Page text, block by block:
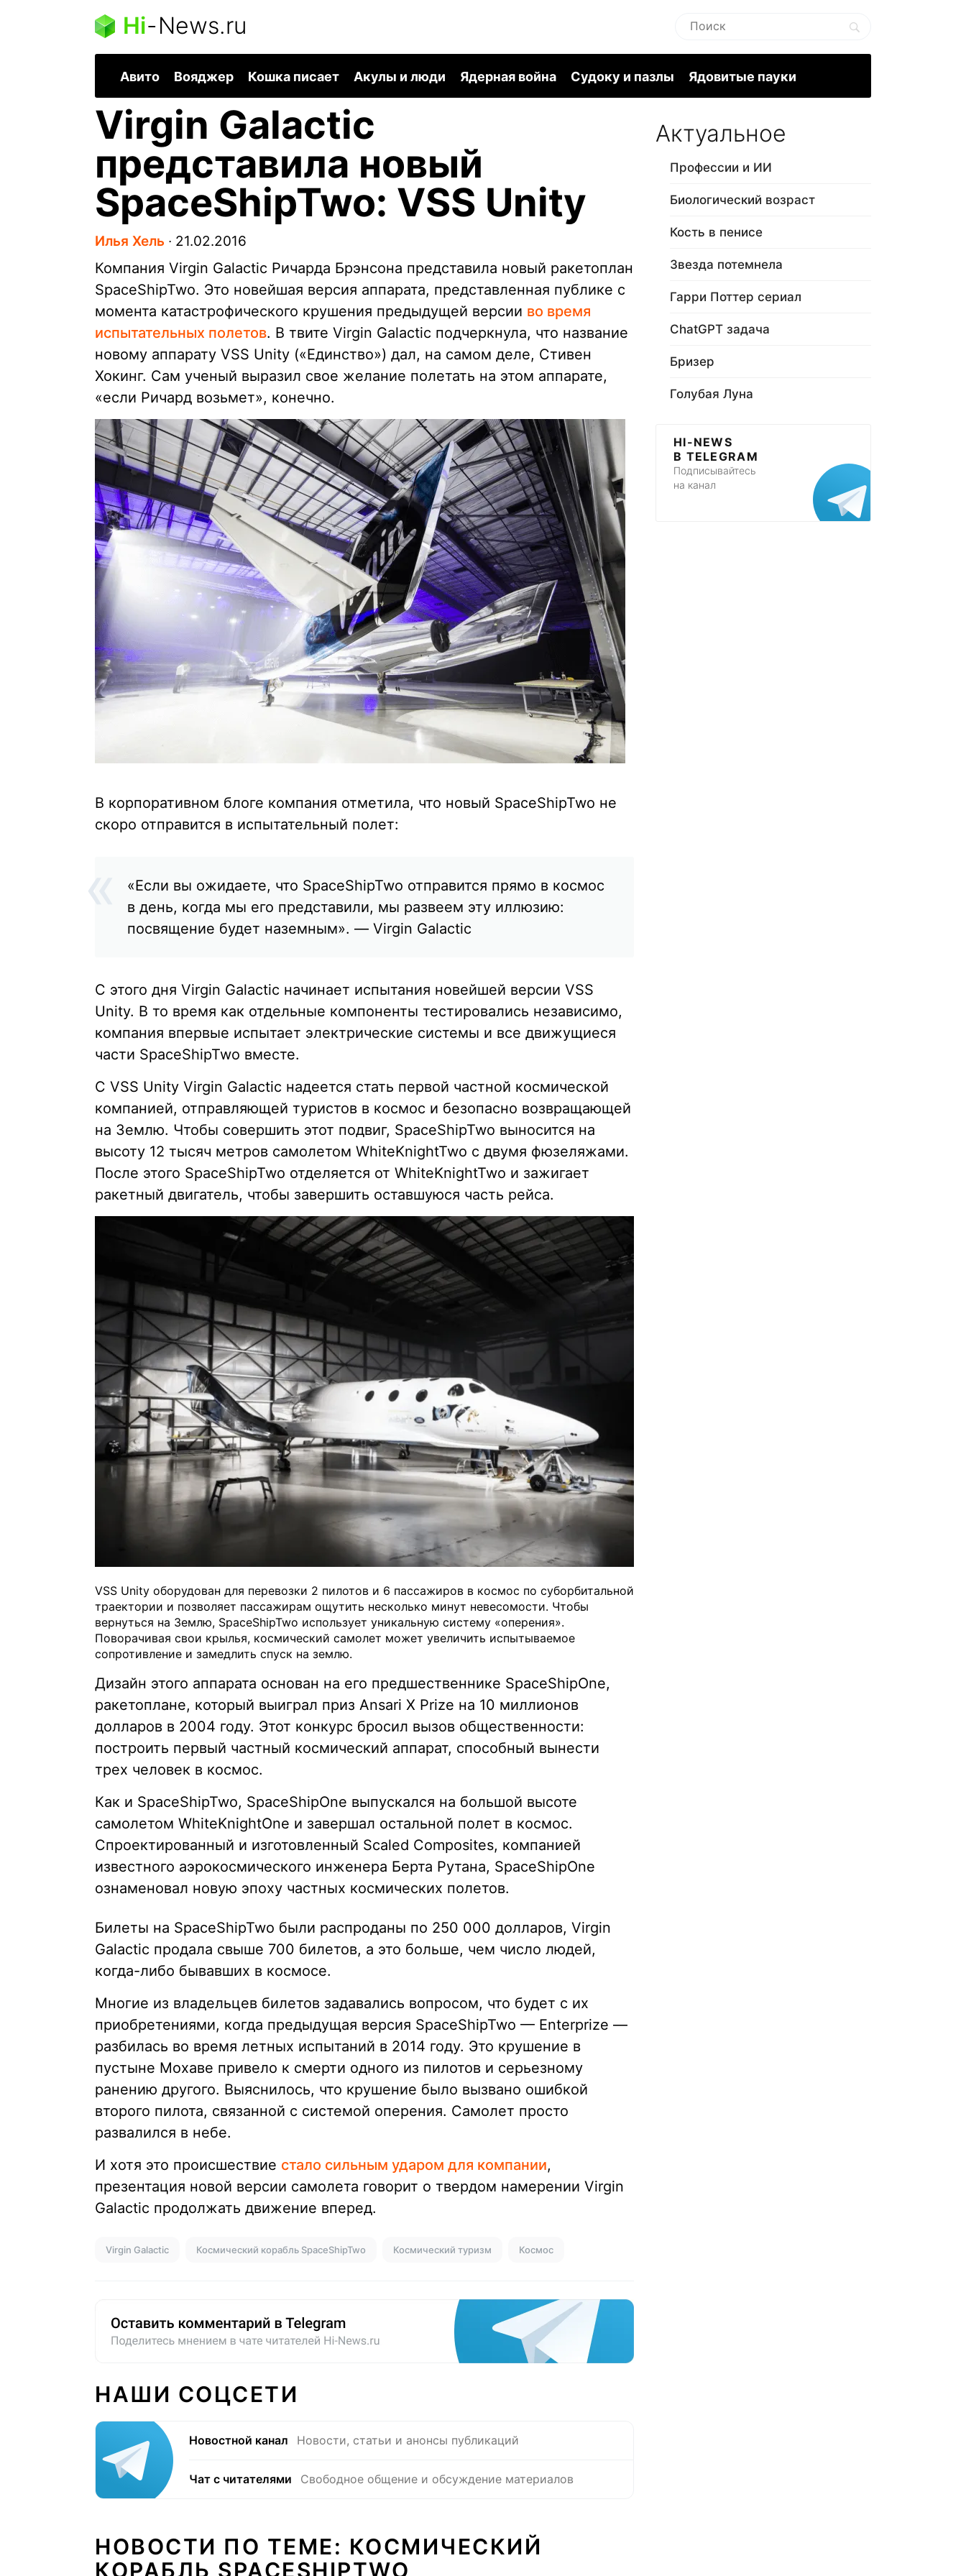
Hi-News.ru
Авито Вояджер Кошка писает Акулы и люди Ядерная война Судоку и пазлы Ядовитые пауки
Virgin Galactic
представила новый
SpaceShipTwo: VSS Unity
Илья Хель ∙ 21.02.2016
Компания Virgin Galactic Ричарда Брэнсона представила новый ракетоплан
SpaceShipTwo. Это новейшая версия аппарата, представленная публике с
момента катастрофического крушения предыдущей версии во время
испытательных полетов. В твите Virgin Galactic подчеркнула, что название
новому аппарату VSS Unity («Единство») дал, на самом деле, Стивен
Хокинг. Сам ученый выразил свое желание полетать на этом аппарате,
«если Ричард возьмет», конечно.
В корпоративном блоге компания отметила, что новый SpaceShipTwo не
скоро отправится в испытательный полет:
«Если вы ожидаете, что SpaceShipTwo отправится прямо в космос
в день, когда мы его представили, мы развеем эту иллюзию:
посвящение будет наземным». — Virgin Galactic
С этого дня Virgin Galactic начинает испытания новейшей версии VSS
Unity. В то время как отдельные компоненты тестировались независимо,
компания впервые испытает электрические системы и все движущиеся
части SpaceShipTwo вместе.
С VSS Unity Virgin Galactic надеется стать первой частной космической
компанией, отправляющей туристов в космос и безопасно возвращающей
на Землю. Чтобы совершить этот подвиг, SpaceShipTwo выносится на
высоту 12 тысяч метров самолетом WhiteKnightTwo с двумя фюзеляжами.
После этого SpaceShipTwo отделяется от WhiteKnightTwo и зажигает
ракетный двигатель, чтобы завершить оставшуюся часть рейса.
VSS Unity оборудован для перевозки 2 пилотов и 6 пассажиров в космос по суборбитальной
траектории и позволяет пассажирам ощутить несколько минут невесомости. Чтобы
вернуться на Землю, SpaceShipTwo использует уникальную систему «оперения».
Поворачивая свои крылья, космический самолет может увеличить испытываемое
сопротивление и замедлить спуск на землю.
Дизайн этого аппарата основан на его предшественнике SpaceShipOne,
ракетоплане, который выиграл приз Ansari X Prize на 10 миллионов
долларов в 2004 году. Этот конкурс бросил вызов общественности:
построить первый частный космический аппарат, способный вынести
трех человек в космос.
Как и SpaceShipTwo, SpaceShipOne выпускался на большой высоте
самолетом WhiteKnightOne и завершал остальной полет в космос.
Спроектированный и изготовленный Scaled Composites, компанией
известного аэрокосмического инженера Берта Рутана, SpaceShipOne
ознаменовал новую эпоху частных космических полетов.
Билеты на SpaceShipTwo были распроданы по 250 000 долларов, Virgin
Galactic продала свыше 700 билетов, а это больше, чем число людей,
когда-либо бывавших в космосе.
Многие из владельцев билетов задавались вопросом, что будет с их
приобретениями, когда предыдущая версия SpaceShipTwo — Enterprize —
разбилась во время летных испытаний в 2014 году. Это крушение в
пустыне Мохаве привело к смерти одного из пилотов и серьезному
ранению другого. Выяснилось, что крушение было вызвано ошибкой
второго пилота, связанной с системой оперения. Самолет просто
развалился в небе.
И хотя это происшествие стало сильным ударом для компании,
презентация новой версии самолета говорит о твердом намерении Virgin
Galactic продолжать движение вперед.
Virgin Galactic Космический корабль SpaceShipTwo Космический туризм Космос
НАШИ СОЦСЕТИ
Новостной канал Новости, статьи и анонсы публикаций
Чат с читателями Свободное общение и обсуждение материалов
НОВОСТИ ПО ТЕМЕ: КОСМИЧЕСКИЙ
КОРАБЛЬ SPACESHIPTWO
Актуальное
Профессии и ИИ
Биологический возраст
Кость в пенисе
Звезда потемнела
Гарри Поттер сериал
ChatGPT задача
Бризер
Голубая Луна
HI-NEWS
В TELEGRAM
Подписывайтесь
на канал